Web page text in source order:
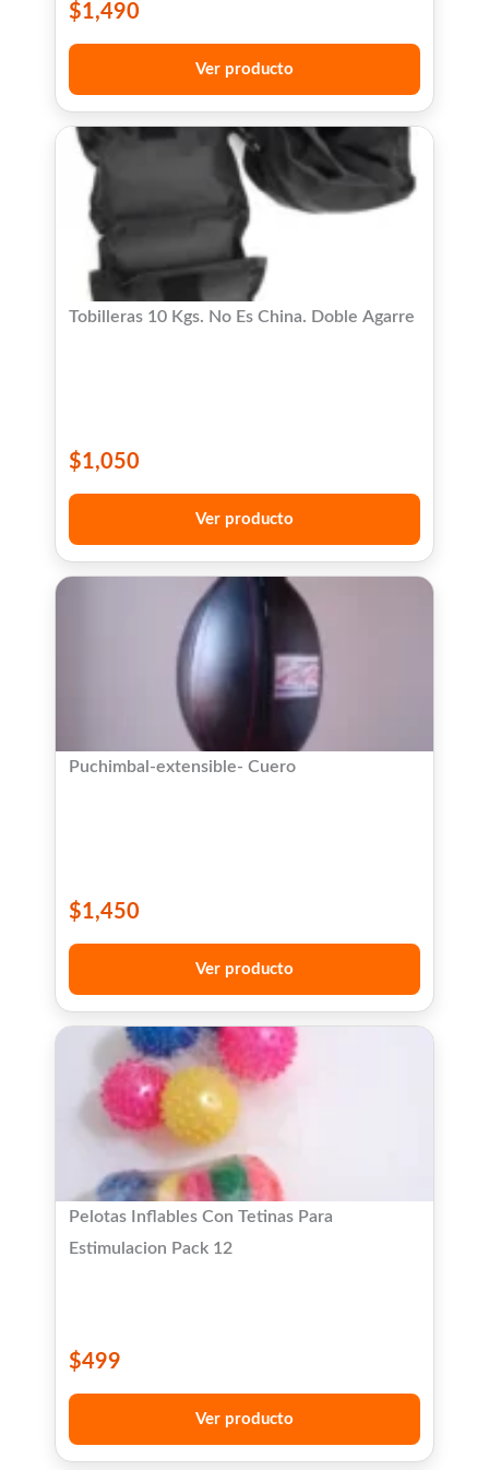
$1,490
Ver producto
Tobilleras 10 Kgs. No Es China. Doble Agarre
$1,050
Ver producto
Puchimbal-extensible- Cuero
$1,450
Ver producto
Pelotas Inflables Con Tetinas Para
Estimulacion Pack 12
$499
Ver producto